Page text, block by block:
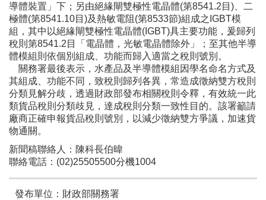
導體裝置」下；另由絕緣閘雙極性電晶體(第8541.2目)、二
極體(第8541.10目)及熱敏電阻(第8533節)組成之IGBT模
組，其中以絕緣閘雙極性電晶體(IGBT)具主要功能，爰歸列
稅則第8541.2目「電晶體，光敏電晶體除外」；至其他半導
體模組則依個別組成、功能而歸入適當之稅則號別。
關務署最後表示，水產品及半導體模組因學名命名方式及
其組成、功能不同，致稅則歸列各異，常造成徵納雙方稅則
分類見解分歧，透過財政部發布相關稅則令釋，有效統一此
類貨品稅則分類歧見，達成稅則分類一致性目的。該署籲請
廠商正確申報貨品稅則號別，以減少徵納雙方爭議，加速貨
物通關。
新聞稿聯絡人：陳科長伯暐
聯絡電話：(02)25505500分機1004
發布單位：財政部關務署